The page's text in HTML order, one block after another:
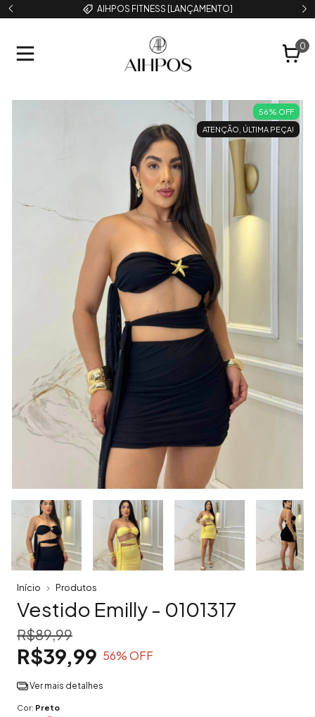
AIHPOS FITNESS [LANÇAMENTO]
0
56% OFF
ATENÇÃO, ÚLTIMA PEÇA!
Início Produtos
Vestido Emilly - 0101317
R$89,99
R$39,99 56% OFF
Ver mais detalhes
Cor: Preto